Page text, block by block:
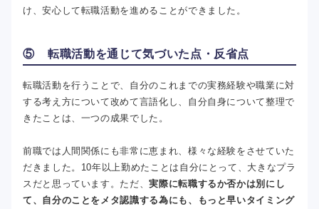
け、安心して転職活動を進めることができました。
⑤ 転職活動を通じて気づいた点・反省点
転職活動を行うことで、自分のこれまでの実務経験や職業に対
する考え方について改めて言語化し、自分自身について整理で
きたことは、一つの成果でした。
前職では人間関係にも非常に恵まれ、様々な経験をさせていた
だきました。10年以上勤めたことは自分にとって、大きなプラ
スだと思っています。ただ、実際に転職するか否かは別にし
て、自分のことをメタ認識する為にも、もっと早いタイミング